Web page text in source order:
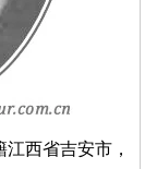
西省吉安市，